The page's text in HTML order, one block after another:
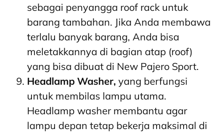
sebagai penyangga roof rack untuk
barang tambahan. Jika Anda membawa
terlalu banyak barang, Anda bisa
meletakkannya di bagian atap (roof)
yang bisa dibuat di New Pajero Sport.
Headlamp Washer, yang berfungsi
untuk membilas lampu utama.
Headlamp washer membantu agar
lampu depan tetap bekerja maksimal di